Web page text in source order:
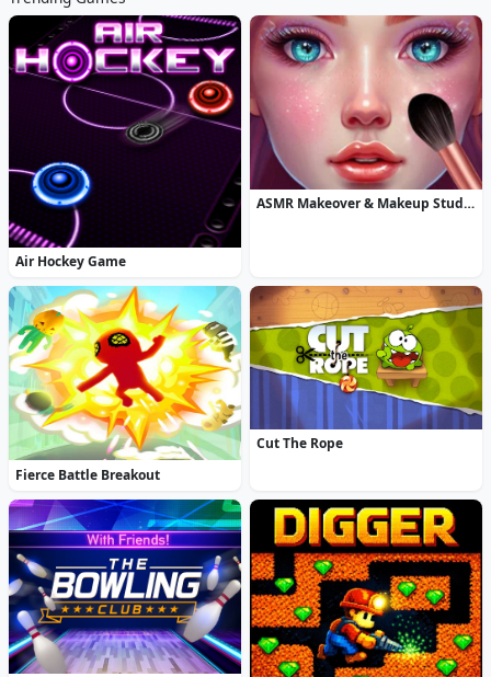
Air Hockey Game
ASMR Makeover & Makeup Studio
Fierce Battle Breakout
Cut The Rope